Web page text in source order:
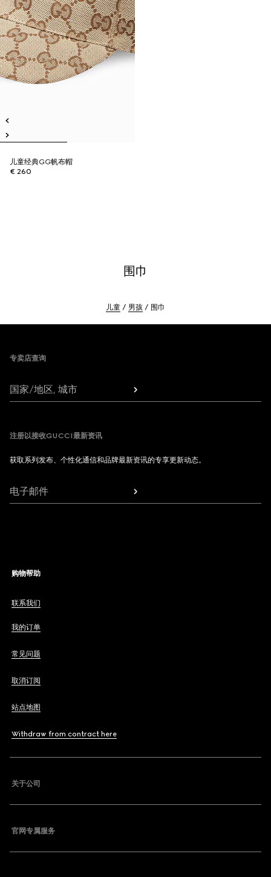
儿童经典GG帆布帽
€ 260
围巾
儿童 男孩 围巾
专卖店查询
国家/地区, 城市
注册以接收GUCCI最新资讯
获取系列发布、个性化通信和品牌最新资讯的专享更新动态。
电子邮件
购物帮助
联系我们
我的订单
常见问题
取消订阅
站点地图
Withdraw from contract here
关于公司
官网专属服务